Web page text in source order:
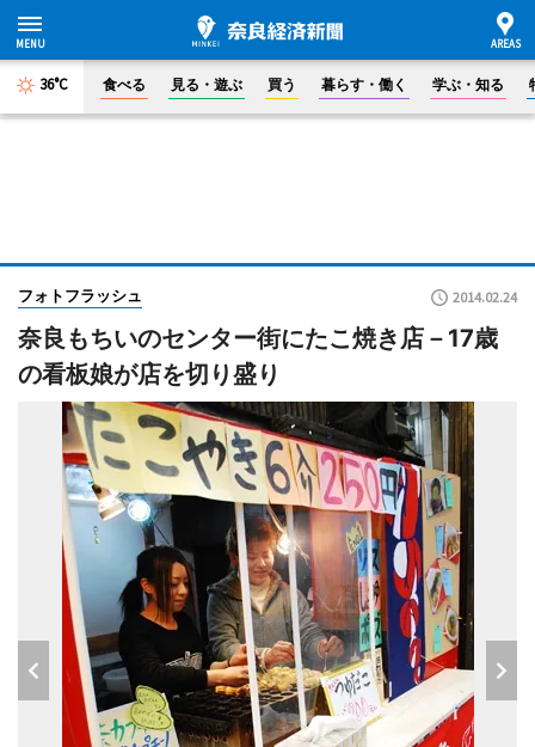
36°C 食べる 見る・遊ぶ 買う 暮らす・働く 学ぶ・知る
フォトフラッシュ 2014.02.24
奈良もちいのセンター街にたこ焼き店－17歳
の看板娘が店を切り盛り